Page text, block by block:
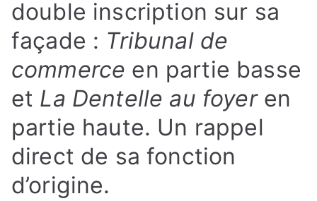
double inscription sur sa
façade : Tribunal de
commerce en partie basse
et La Dentelle au foyeren
partie haute. Un rappel
direct de sa fonction
d’origine.